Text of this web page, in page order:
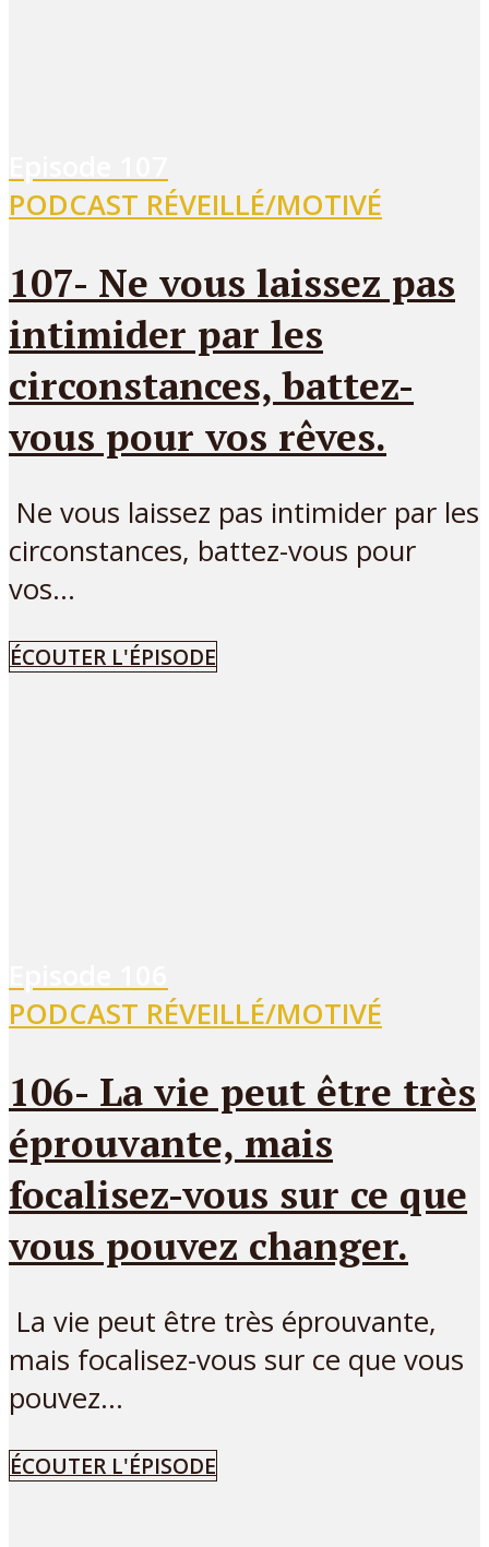
PODCAST RÉVEILLÉ/MOTIVÉ
107- Ne vous laissez pas
intimider par les
circonstances, battez-
vous pour vos rêves.
Ne vous laissez pas intimider par les
circonstances, battez-vous pour
vos...
ÉCOUTER L'ÉPISODE
PODCAST RÉVEILLÉ/MOTIVÉ
106- La vie peut être très
éprouvante, mais
focalisez-vous sur ce que
vous pouvez changer.
La vie peut être très éprouvante,
mais focalisez-vous sur ce que vous
pouvez...
ÉCOUTER L'ÉPISODE